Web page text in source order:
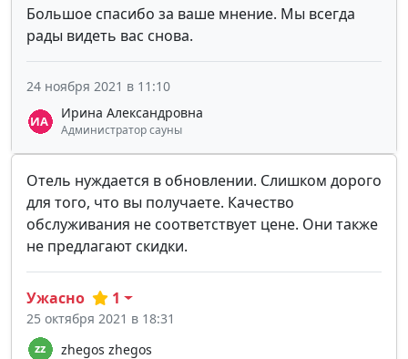
Большое спасибо за ваше мнение. Мы всегда
рады видеть вас снова.
Ирина Александровна
Администратор сауны
24 ноября 2021 в 11:10
Отель нуждается в обновлении. Слишком дорого
для того, что вы получаете. Качество
обслуживания не соответствует цене. Они также
не предлагают скидки.
zhegos zhegos
Ужасно 1
25 октября 2021 в 18:31